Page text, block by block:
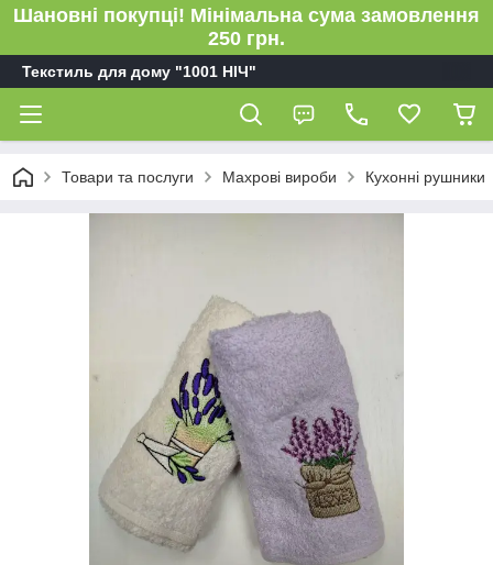
Шановні покупці! Мінімальна сума замовлення
250 грн.
Текстиль для дому "1001 НІЧ"
Товари та послуги Махрові вироби Кухонні рушники